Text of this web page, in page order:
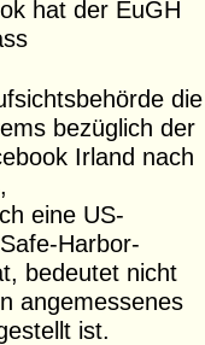
hat der EuGH
die
bezüglich der
Irland nach
eine US-
Harbor-
bedeutet nicht
angemessenes
ist.